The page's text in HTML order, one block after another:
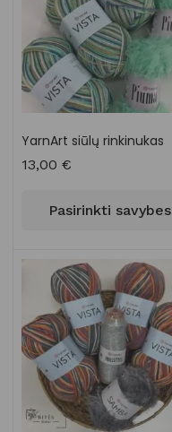
YarnArt siūlų rinkinukas
13,00 €
Pasirinkti savybes